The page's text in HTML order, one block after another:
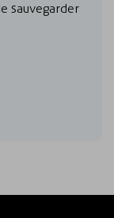
sauvegarder